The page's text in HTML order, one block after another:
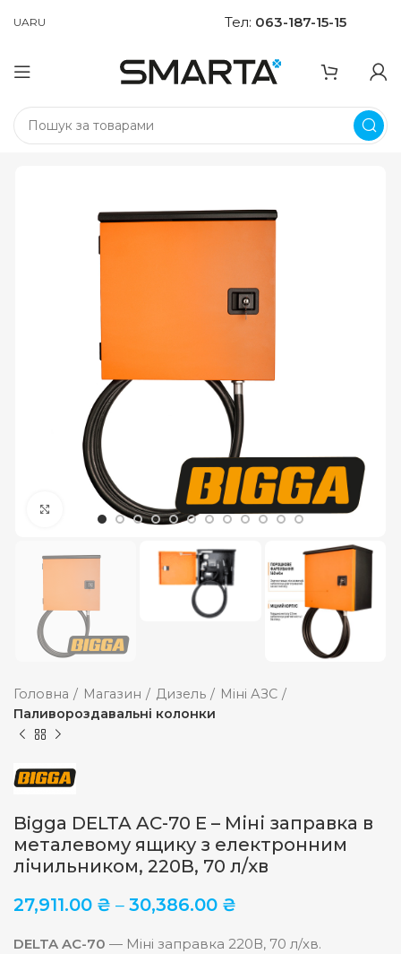
UARU Тел: 063-187-15-15
Збільшити
Головна Магазин Дизель
Міні АЗС
Паливороздавальні колонки
Bigga DELTA AC-70 E – Міні заправка в
металевому ящику з електронним
лічильником, 220В, 70 л/хв
27,911.00 ₴ – 30,386.00 ₴
DELTA AC-70 — Міні заправка 220В, 70 л/хв.